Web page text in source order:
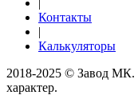
Контакты
|
Калькуляторы
2018-2025 © Завод
характер.